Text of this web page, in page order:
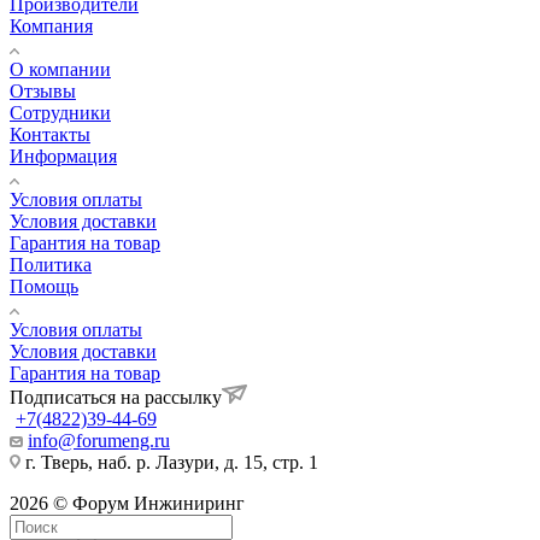
Компания
О компании
Отзывы
Сотрудники
Контакты
Информация
Условия оплаты
Условия доставки
Гарантия на товар
Политика
Помощь
Условия оплаты
Условия доставки
Гарантия на товар
Подписаться на рассылку
+7(4822)39-44-69
info@forumeng.ru
г. Тверь, наб. р. Лазури, д. 15, стр. 1
2026 © Форум Инжиниринг